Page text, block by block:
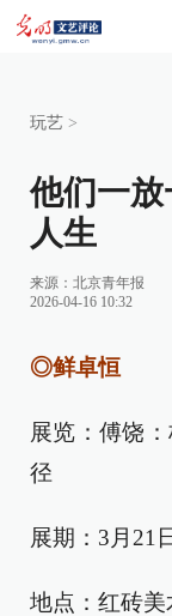
玩艺 >
他们一
人生
来源： 北京青年报
2026-04-16 10:32
◎鲜卓恒
展览：傅饶
径
展期：3月21
地点：红砖美